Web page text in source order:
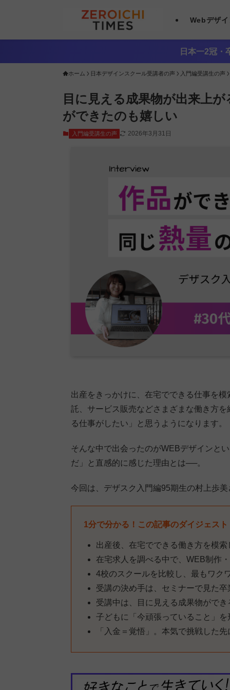
Webデザ
日本一2冠・
ホーム 日本デザインスクール受講者の声 入門編受講生の声
目に見える成果物が出来上
ができたのも嬉しい
入門編受講生の声 2026年3月31日
出産をきっかけに、在宅でできる仕事を
託、サービス販売などさまざまな働き方
る仕事がしたい」と思うようになります。
そんな中で出会ったのがWEBデザインと
だ」と直感的に感じた理由とは──。
今回は、デザスク入門編95期生の村上歩
1分で分かる！この記事のダイジェスト
出産後、在宅でできる働き方を模
在宅求人を調べる中で、WEB制作
4校のスクールを比較し、最もワク
受講の決め手は、セミナーで見た
受講中は、目に見える成果物がで
子どもに「今頑張っていること」
「入金＝覚悟」。本気で挑戦した